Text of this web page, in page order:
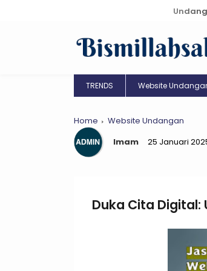
Undangan
TRENDS Website
Home
Website Undangan
Imam
25 Januari
Duka Cita Digital: